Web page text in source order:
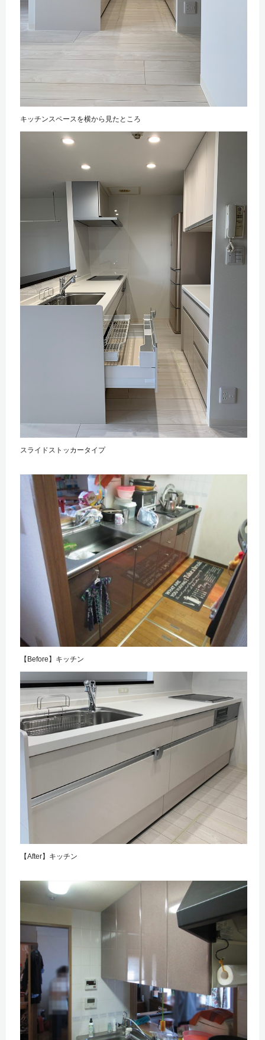
キッチンスペースを横から見たところ
スライドストッカータイプ
【Before】キッチン
【After】キッチン